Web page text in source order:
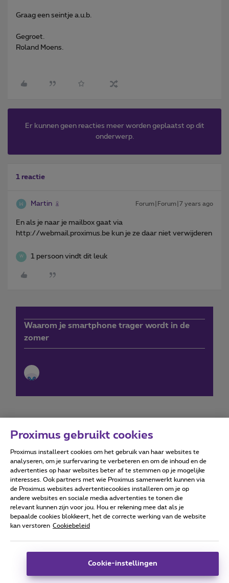
Graag een seintje a.u.b.
Gegroet.
Roland Moens.
Er kunnen geen reacties meer worden geplaatst op dit
onderwerp.
1 reactie
Martin Forum|Forum|7 years ago
En als je naar je mailbox gaat via
http://webmail.proximus.be kun je ze daar niet verwijderen
W 1 persoon vindt dit leuk
Waarom je smartphone trager wordt in de
zomer
Forumvoorwaarden Accessibility statement
Alle rechten voorbehouden. © Proximus
Algemene voorwaarden, consumenteninfo
Deze website is gecreëerd en wordt beheerd conform het
Koning Albert II-laan 27 - B-1030 Brussel.
Proximus gebruikt cookies
Proximus installeert cookies om het gebruik van haar websites te
analyseren, om je surfervaring te verbeteren en om de inhoud en de
advertenties op haar websites beter af te stemmen op je mogelijke
interesses. Ook partners met wie Proximus samenwerkt kunnen via
de Proximus websites advertentiecookies installeren om je op
andere websites en sociale media advertenties te tonen die
relevant kunnen zijn voor jou. Hou er rekening mee dat als je
bepaalde cookies blokkeert, het de correcte werking van de website
kan verstoren Cookiebeleid
Cookie-instellingen